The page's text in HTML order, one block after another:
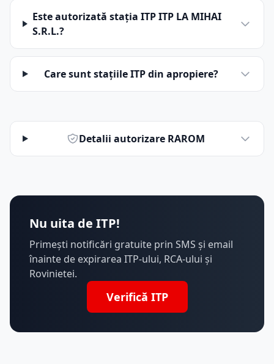
Este autorizată stația ITP ITP LA MIHAI
S.R.L.?
Care sunt stațiile ITP din apropiere?
Detalii autorizare RAROM
Nu uita de ITP!
Primești notificări gratuite prin SMS și email
înainte de expirarea ITP-ului, RCA-ului și
Rovinietei.
Verifică ITP